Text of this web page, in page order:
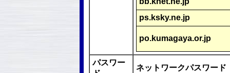
ps.ksky.ne.jp
po.kumagaya.or.jp
パスワー
ネットワークパスワード